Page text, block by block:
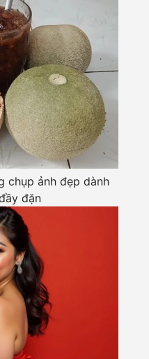
chụp ảnh đẹp dành
đặn